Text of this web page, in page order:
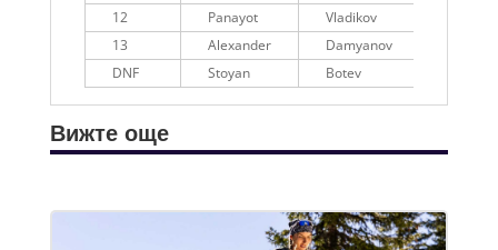
12
Panayot
Vladikov
13
Alexander Damyanov
DNF
Stoyan Botev
Вижте още